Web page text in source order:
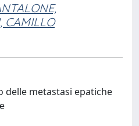
CAMILLO
metastasi epatiche